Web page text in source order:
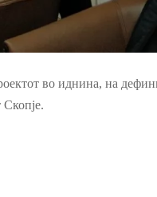
во иднина, на